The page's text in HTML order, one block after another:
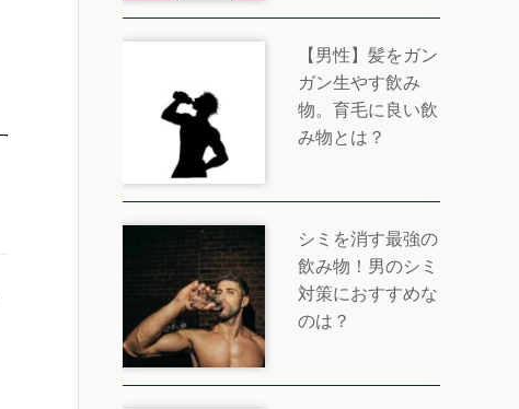
【男性】髪をガン
ガン生やす飲み
物。育毛に良い飲
み物とは？
シミを消す最強の
飲み物！男のシミ
対策におすすめな
のは？